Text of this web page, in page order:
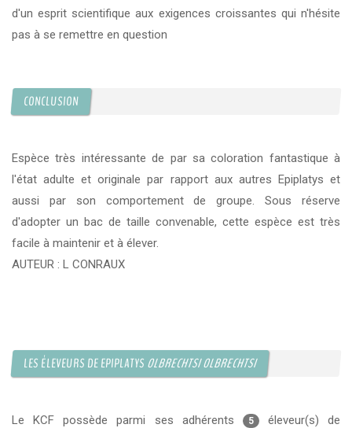
d'un esprit scientifique aux exigences croissantes qui n'hésite
pas à se remettre en question
CONCLUSION
Espèce très intéressante de par sa coloration fantastique à
l'état adulte et originale par rapport aux autres Epiplatys et
aussi par son comportement de groupe. Sous réserve
d'adopter un bac de taille convenable, cette espèce est très
facile à maintenir et à élever.
AUTEUR : L CONRAUX
LES ÉLEVEURS DE EPIPLATYS OLBRECHTSI OLBRECHTSI
Le KCF possède parmi ses adhérents 5 éleveur(s) de